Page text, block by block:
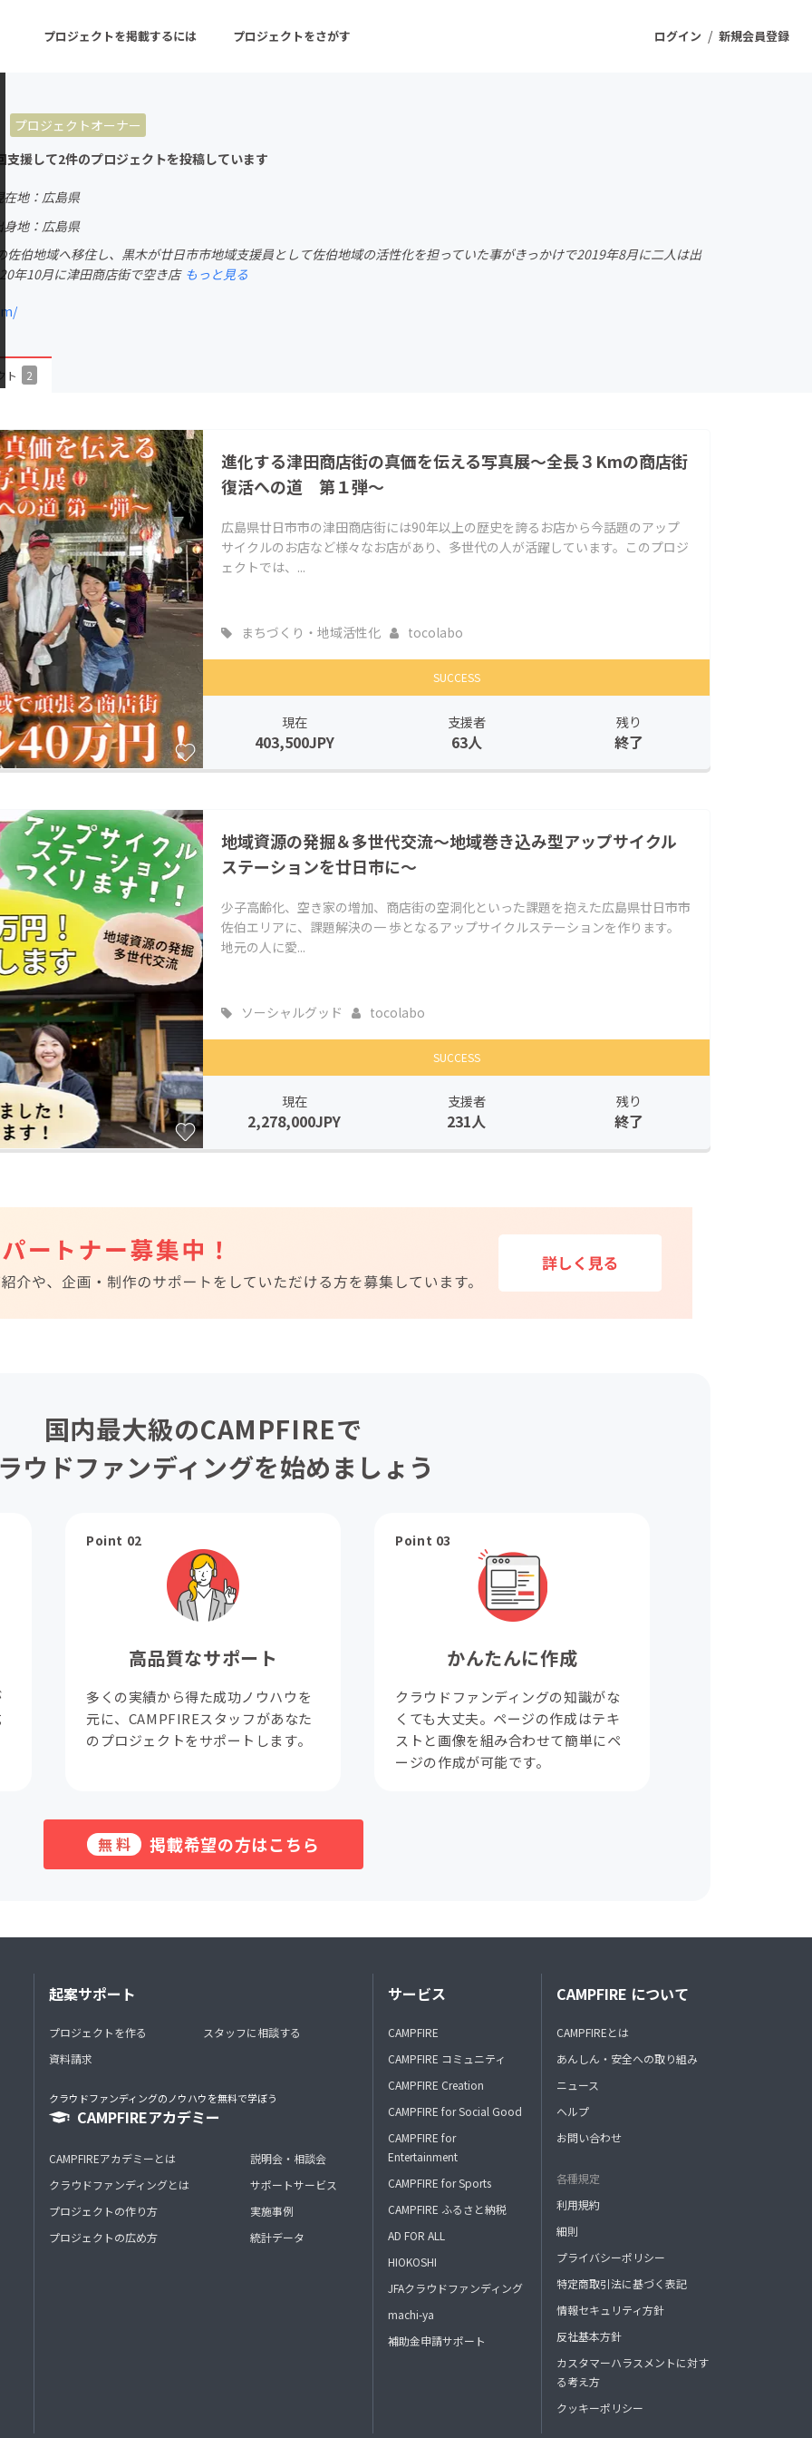
ログイン / 新規会員登録
プロジェクトを掲載するには プロジェクトをさがす
ーン 注目の新着プロジェクト
音楽
ゲーム・サービス開発
フード・飲食店
ファッション
CAMPFIRE for Social Good
CAMPFIREふるさと納税
machi-ya コミュニティ
プロジェクトオーナー
支援して2件のプロジェクトを投稿しています
在地：広島県
身地：広島県
佐伯地域へ移住し、黒木が廿日市市地域支援員として佐伯地域の活性化を担っていた事がきっかけで2019年8月に二人は出
年10月に津田商店街で空き店 もっと見る
ト 2
進化する津田商店街の真価を伝える写真展～全長３Kmの商店街
復活への道 第１弾～
広島県廿日市市の津田商店街には90年以上の歴史を誇るお店から今話題のアップ
サイクルのお店など様々なお店があり、多世代の人が活躍しています。このプロジ
ェクトでは、...
まちづくり・地域活性化 tocolabo
SUCCESS
現在
403,500JPY
支援者
63人
残り
終了
地域資源の発掘＆多世代交流～地域巻き込み型アップサイクル
ステーションを廿日市に～
少子高齢化、空き家の増加、商店街の空洞化といった課題を抱えた広島県廿日市市
佐伯エリアに、課題解決の一 歩となるアップサイクルステーションを作ります。
地元の人に愛...
ソーシャルグッド tocolabo
SUCCESS
現在
2,278,000JPY
支援者
231人
残り
終了
国内最大級のCAMPFIREで
ウドファンディングを始めましょう
Point 02
高品質なサポート
多くの実績から得た成功ノウハウを
元に、CAMPFIREスタッフがあなた
のプロジェクトをサポートします。
Point 03
かんたんに作成
クラウドファンディングの知識がな
くても大丈夫。ページの作成はテキ
ストと画像を組み合わせて簡単にペ
ージの作成が可能です。
無料 掲載希望の方はこちら
起案サポート
プロジェクトを作る
資料請求
スタッフに相談する
クラウドファンディングのノウハウを無料で学ぼう
CAMPFIREアカデミー
CAMPFIREアカデミーとは
クラウドファンディングとは
プロジェクトの作り方
プロジェクトの広め方
説明会・相談会
サポートサービス
実施事例
統計データ
サービス
CAMPFIRE
CAMPFIRE コミュニティ
CAMPFIRE Creation
CAMPFIRE for Social Good
CAMPFIRE for
Entertainment
CAMPFIRE for Sports
CAMPFIRE ふるさと納税
AD FOR ALL
HIOKOSHI
JFAクラウドファンディング
machi-ya
補助金申請サポート
CAMPFIRE について
CAMPFIREとは
あんしん・安全への取り組み
ニュース
ヘルプ
お問い合わせ
各種規定
利用規約
細則
プライバシーポリシー
特定商取引法に基づく表記
情報セキュリティ方針
反社基本方針
カスタマーハラスメントに対す
る考え方
クッキーポリシー